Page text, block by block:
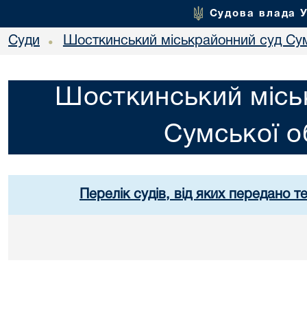
Судова влада
Суди • Шосткинський міськрайонний суд
Шосткинський
Сумської
Перелік судів, від яких передано